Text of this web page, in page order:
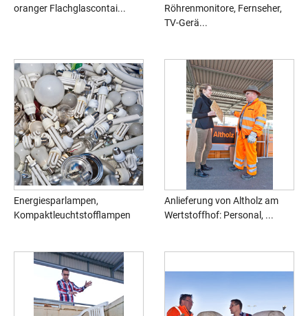
oranger Flachglascontai...
Röhrenmonitore, Fernseher,
TV-Gerä...
Energiesparlampen,
Kompaktleuchtstofflampen
Anlieferung von Altholz am
Wertstoffhof: Personal, ...